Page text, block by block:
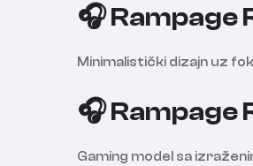
🎧 Rampage
Minimalistički dizajn uz
🎧 Rampage
Gaming model sa